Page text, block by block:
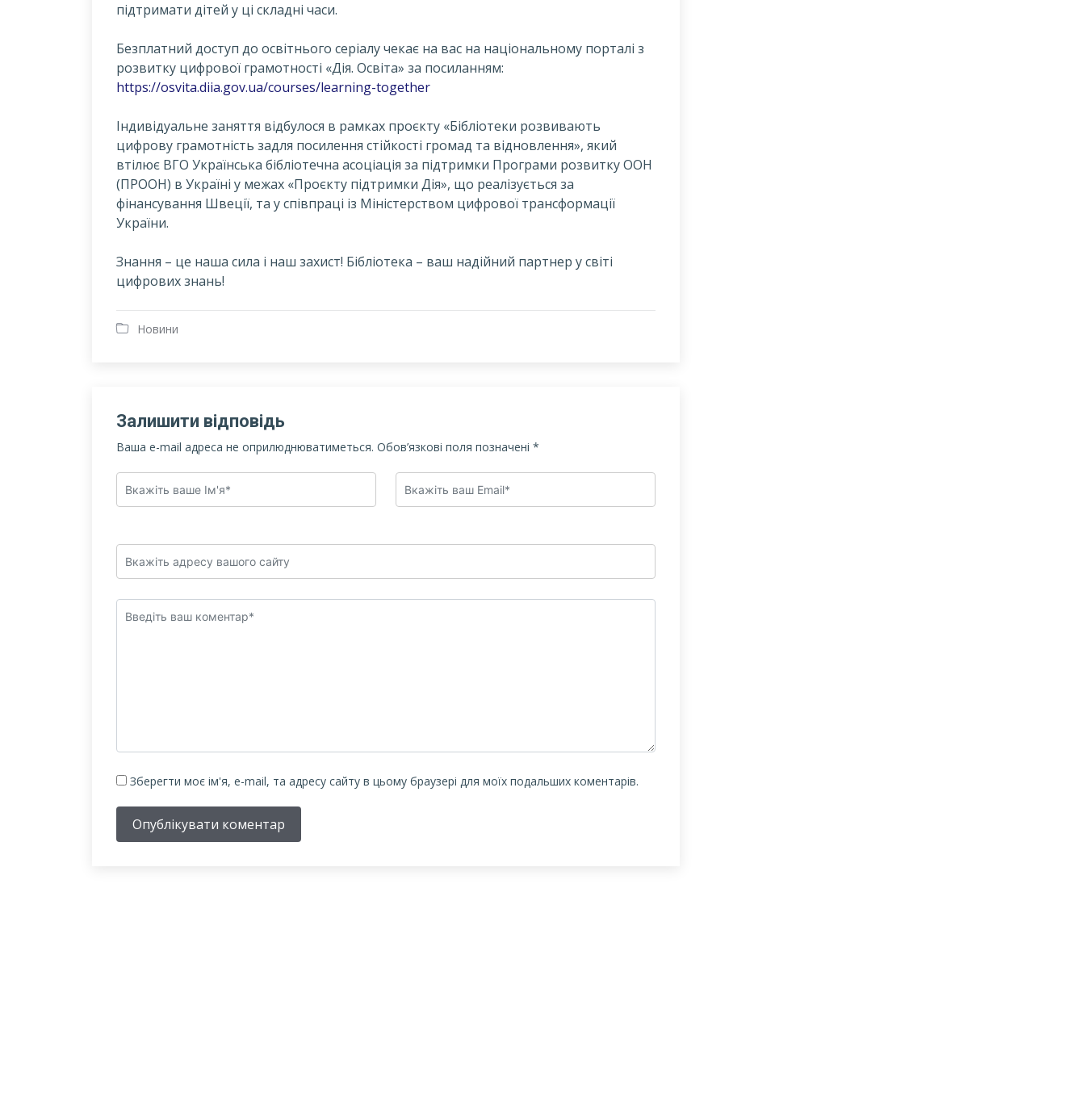
підтримати дітей у ці складні часи.
Безплатний доступ до освітнього серіалу чекає на вас на національному порталі з
розвитку цифрової грамотності «Дія. Освіта» за посиланням:
https://osvita.diia.gov.ua/courses/learning-together
Індивідуальне заняття відбулося в рамках проєкту «Бібліотеки розвивають
цифрову грамотність задля посилення стійкості громад та відновлення», який
втілює ВГО Українська бібліотечна асоціація за підтримки Програми розвитку ООН
(ПРООН) в Україні у межах «Проєкту підтримки Дія», що реалізується за
фінансування Швеції, та у співпраці із Міністерством цифрової трансформації
України.
Знання – це наша сила і наш захист! Бібліотека – ваш надійний партнер у світі
цифрових знань!
Новини
Залишити відповідь
Ваша e-mail адреса не оприлюднюватиметься. Обов’язкові поля позначені *
Зберегти моє ім'я, e-mail, та адресу сайту в цьому браузері для моїх подальших коментарів.
Опублікувати коментар